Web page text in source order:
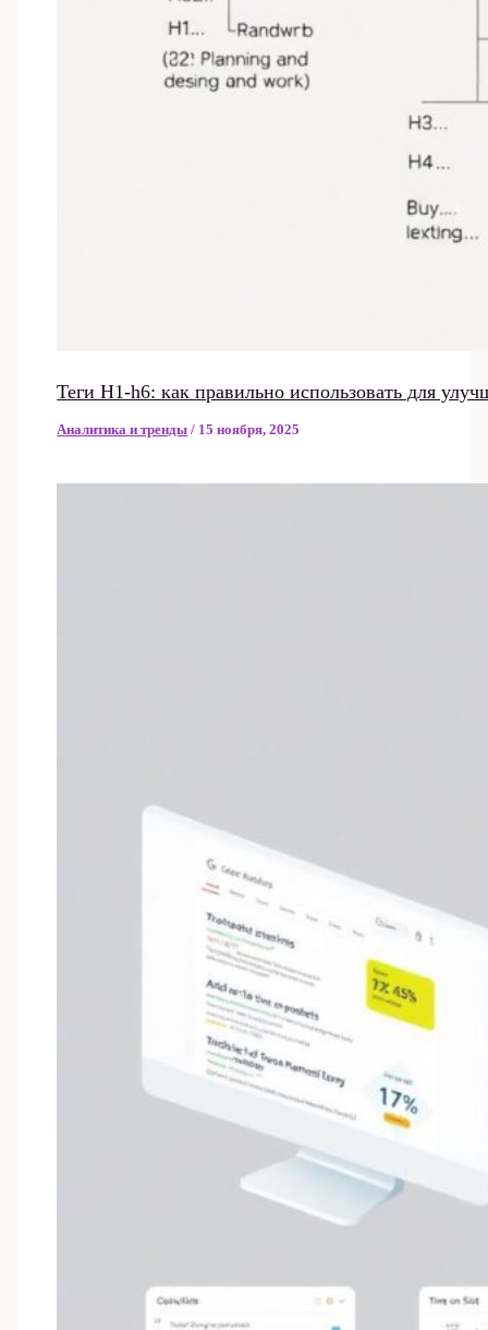
Теги H1-h6: как правильно использовать для
Аналитика и тренды / 15 ноября, 2025